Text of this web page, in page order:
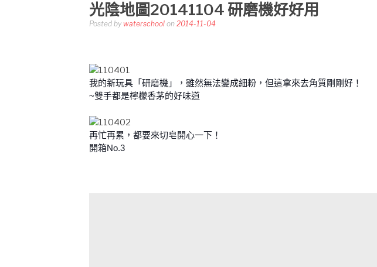
光陰地圖20141104 研磨機好好用
Posted by waterschool on 2014-11-04
我的新玩具「研磨機」，雖然無法變成細粉，但這拿來去角質剛剛好！
~雙手都是檸檬香茅的好味道
再忙再累，都要來切皂開心一下！
開箱No.3